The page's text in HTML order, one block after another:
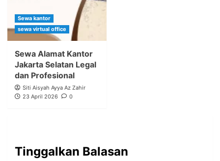
Sewa kantor
sewa virtual office
Sewa Alamat Kantor
Jakarta Selatan Legal
dan Profesional
Siti Aisyah Ayya Az Zahir
23 April 2026
0
Tinggalkan Balasan